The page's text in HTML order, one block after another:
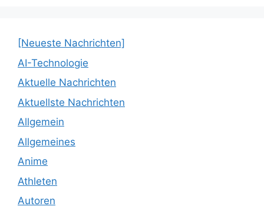
[Neueste Nachrichten]
AI-Technologie
Aktuelle Nachrichten
Aktuellste Nachrichten
Allgemein
Allgemeines
Anime
Athleten
Autoren